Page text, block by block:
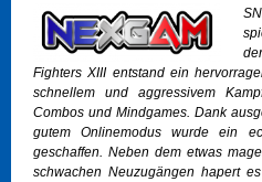
Fighters XIII entstand ein
schnellem und aggressivem
Combos und Mindgames. Dank
gutem Onlinemodus wurde ein
geschaffen. Neben dem etwas
schwachen Neuzugängen hapert